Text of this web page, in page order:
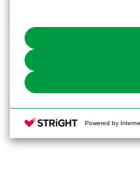
the use of all Cookies except
You can change your consent
Powered by